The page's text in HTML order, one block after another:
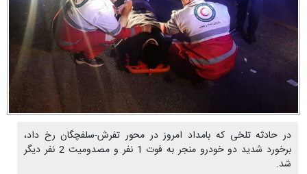
در حادثه تلخی که بامداد امروز در محور تفرش-سلفچگان رخ داد،
برخورد شدید دو خودرو منجر به فوت 1 نفر و مصدومیت 2 نفر دیگر
شد.